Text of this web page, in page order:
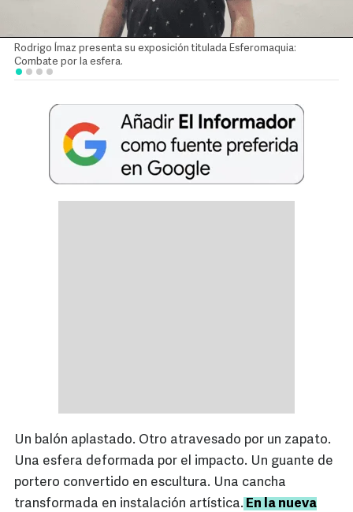
Rodrigo Ímaz presenta su exposición titulada Esferomaquia:
Combate por la esfera.
Un balón aplastado. Otro atravesado por un zapato.
Una esfera deformada por el impacto. Un guante de
portero convertido en escultura. Una cancha
transformada en instalación artística. En la nueva